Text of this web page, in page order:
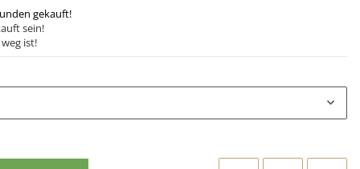
gekauft!
sein!
ist!